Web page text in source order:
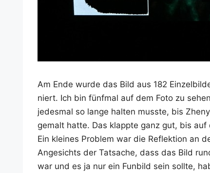
Am Ende wur­de das Bild aus 182
niert. Ich bin fünf­mal auf dem Foto zu
jedes­mal so lan­ge hal­ten muss­te, bis
gemalt hat­te. Das klapp­te ganz gut, bis
Ein klei­nes Pro­blem war die Reflek­ti­on an
Ange­sichts der Tat­sa­che, dass das Bild
war und es ja nur ein Fun­bild sein soll­te,